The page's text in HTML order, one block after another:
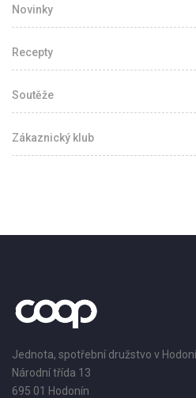
Novinky
Recepty
Soutěže
Zákaznický klub
Jednota, spotřební družstvo v
Národní třída 13
695 01 Hodonín